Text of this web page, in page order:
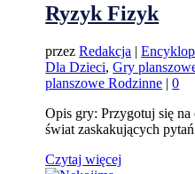
Ryzyk Fizyk
przezRedakcja |
Dla Dzieci,Gry
planszowe Rodzinne |0
Opis gry: Przygotuj się na
świat zaskakujących
Czytaj więcej